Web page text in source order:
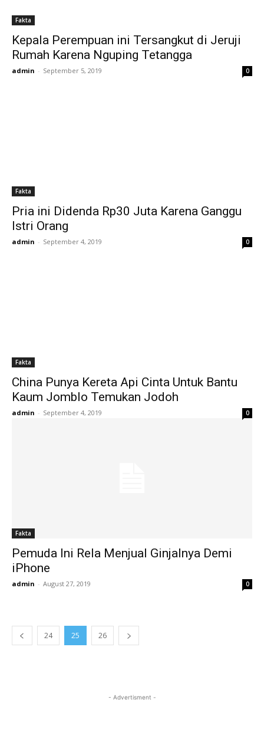
Fakta
Kepala Perempuan ini Tersangkut di Jeruji
Rumah Karena Nguping Tetangga
admin - September 5, 2019 0
Fakta
Pria ini Didenda Rp30 Juta Karena Ganggu
Istri Orang
admin - September 4, 2019 0
Fakta
China Punya Kereta Api Cinta Untuk Bantu
Kaum Jomblo Temukan Jodoh
admin - September 4, 2019 0
Fakta
Pemuda Ini Rela Menjual Ginjalnya Demi
iPhone
admin - August 27, 2019 0
24 25 26
- Advertisment -